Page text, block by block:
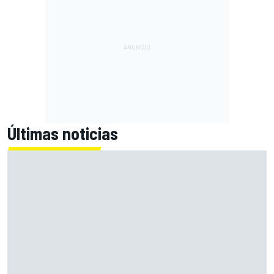
Últimas noticias